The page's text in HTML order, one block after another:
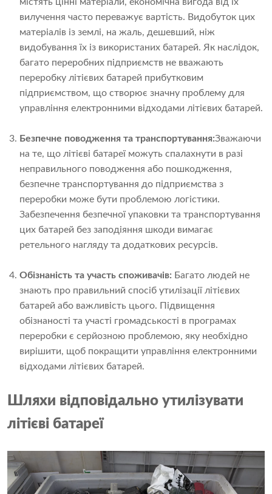
вилучення часто переважує вартість. Видобуток цих
матеріалів із землі, на жаль, дешевший, ніж
видобування їх із використаних батарей. Як наслідок,
багато переробних підприємств не вважають
переробку літієвих батарей прибутковим
підприємством, що створює значну проблему для
управління електронними відходами літієвих батарей.
Безпечне поводження та транспортування:Зважаючи
на те, що літієві батареї можуть спалахнути в разі
неправильного поводження або пошкодження,
безпечне транспортування до підприємства з
переробки може бути проблемою логістики.
Забезпечення безпечної упаковки та транспортування
цих батарей без заподіяння шкоди вимагає
ретельного нагляду та додаткових ресурсів.
Обізнаність та участь споживачів: Багато людей не
знають про правильний спосіб утилізації літієвих
батарей або важливість цього. Підвищення
обізнаності та участі громадськості в програмах
переробки є серйозною проблемою, яку необхідно
вирішити, щоб покращити управління електронними
відходами літієвих батарей.
Шляхи відповідально утилізувати
літієві батареї